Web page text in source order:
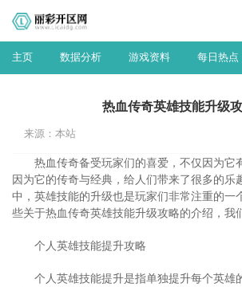
主页 数据分析 游戏资料 每日热点
热血传奇英雄技能升级
来源：本站
热血传奇备受玩家们的喜爱，不仅因为它
因为它的传奇与经典，给人们带来了很多的乐
中，英雄技能的升级也是玩家们非常注重的一
些关于热血传奇英雄技能升级攻略的介绍，我
个人英雄技能提升攻略
个人英雄技能提升是指单独提升每个英雄